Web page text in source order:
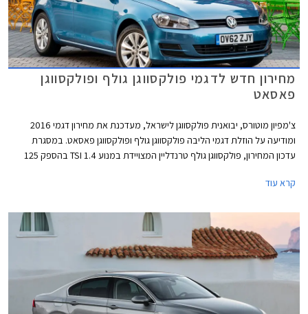
מחירון חדש לדגמי פולקסווגן גולף ופולקסווגן
פאסאט
צ'מפיון מוטורס, יבואנית פולקסווגן לישראל, מעדכנת את מחירון דגמי 2016
ומודיעה על הוזלת דגמי הליבה פולקסווגן גולף ופולקסווגן פאסאט. במסגרת
עדכון המחירון, פולקסווגן גולף טרנדליין המצויידת במנוע 1.4 TSI בהספק 125
מהמחיר הקודם שעמד על 148,600 ₪.
קרא עוד